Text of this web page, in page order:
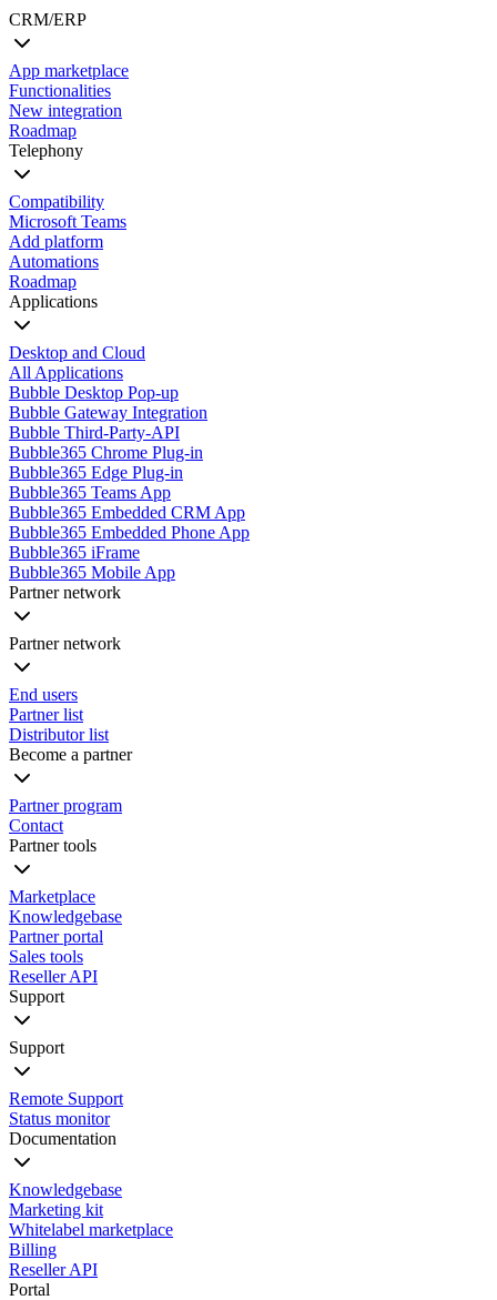
CRM/ERP
App marketplace
Functionalities
New integration
Roadmap
Telephony
Compatibility
Microsoft Teams
Add platform
Automations
Roadmap
Applications
Desktop and Cloud
All Applications
Bubble Desktop Pop-up
Bubble Gateway Integration
Bubble Third-Party-API
Bubble365 Chrome Plug-in
Bubble365 Edge Plug-in
Bubble365 Teams App
Bubble365 Embedded CRM App
Bubble365 Embedded Phone App
Bubble365 iFrame
Bubble365 Mobile App
Partner network
Partner network
End users
Partner list
Distributor list
Become a partner
Partner program
Contact
Partner tools
Marketplace
Knowledgebase
Partner portal
Sales tools
Reseller API
Support
Support
Remote Support
Status monitor
Documentation
Knowledgebase
Marketing kit
Whitelabel marketplace
Billing
Reseller API
Portal